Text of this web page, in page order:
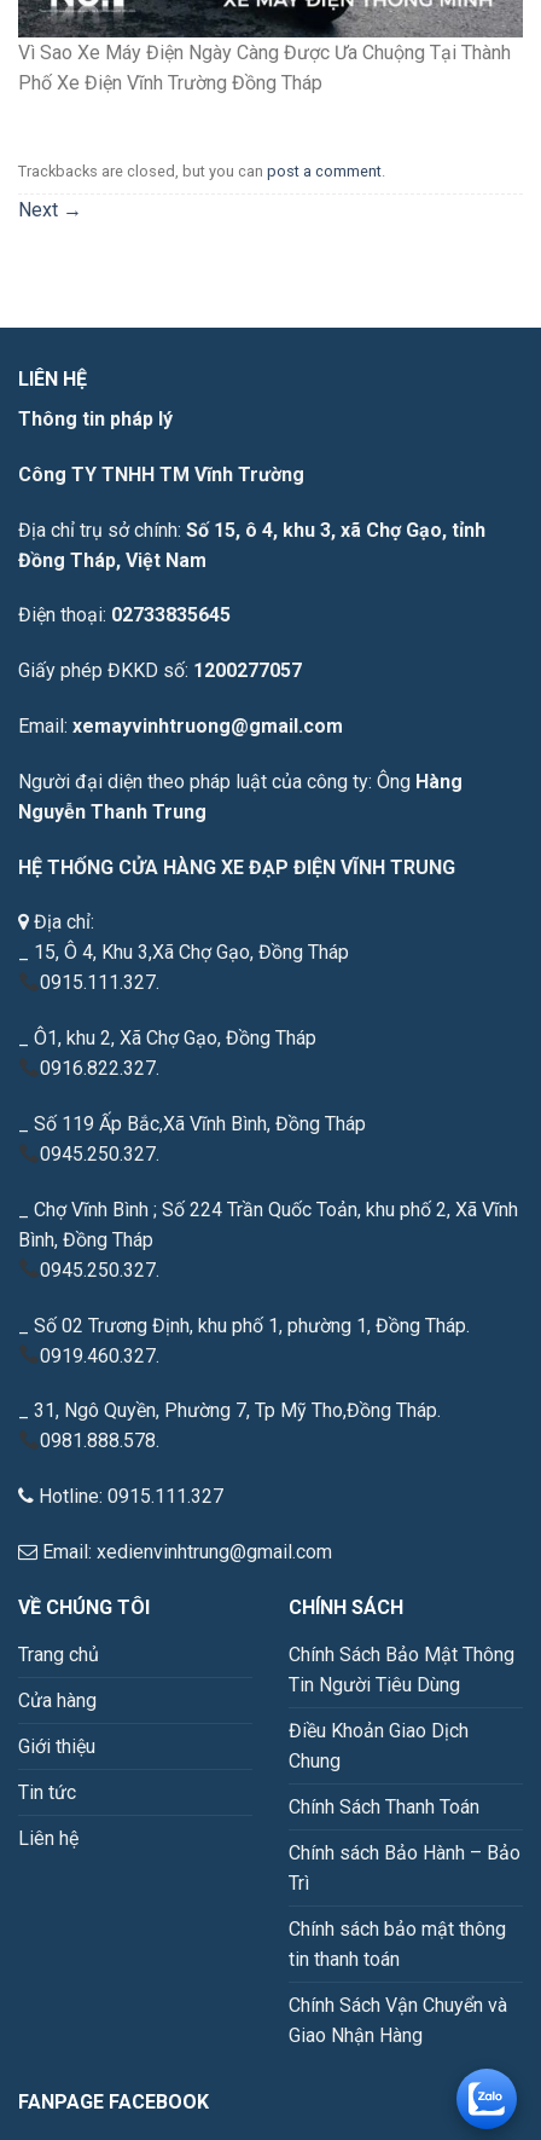
Vì Sao Xe Máy Điện Ngày Càng Được Ưa Chuộng Tại Thành
Phố Xe Điện Vĩnh Trường Đồng Tháp
Trackbacks are closed, but you can post a comment.
Next →
LIÊN HỆ
Thông tin pháp lý
Công TY TNHH TM Vĩnh Trường
Địa chỉ trụ sở chính: Số 15, ô 4, khu 3, xã Chợ Gạo, tỉnh
Đồng Tháp, Việt Nam
Điện thoại: 02733835645
Giấy phép ĐKKD số: 1200277057
Email: xemayvinhtruong@gmail.com
Người đại diện theo pháp luật của công ty: Ông Hàng
Nguyễn Thanh Trung
HỆ THỐNG CỬA HÀNG XE ĐẠP ĐIỆN VĨNH TRUNG
Địa chỉ:
_ 15, Ô 4, Khu 3,Xã Chợ Gạo, Đồng Tháp
0915.111.327.
_ Ô1, khu 2, Xã Chợ Gạo, Đồng Tháp
0916.822.327.
_ Số 119 Ấp Bắc,Xã Vĩnh Bình, Đồng Tháp
0945.250.327.
_ Chợ Vĩnh Bình ; Số 224 Trần Quốc Toản, khu phố 2, Xã Vĩnh
Bình, Đồng Tháp
0945.250.327.
_ Số 02 Trương Định, khu phố 1, phường 1, Đồng Tháp.
0919.460.327.
_ 31, Ngô Quyền, Phường 7, Tp Mỹ Tho,Đồng Tháp.
0981.888.578.
Hotline: 0915.111.327
Email: xedienvinhtrung@gmail.com
VỀ CHÚNG TÔI
Trang chủ
Cửa hàng
Giới thiệu
Tin tức
Liên hệ
CHÍNH SÁCH
Chính Sách Bảo Mật Thông
Tin Người Tiêu Dùng
Điều Khoản Giao Dịch
Chung
Chính Sách Thanh Toán
Chính sách Bảo Hành – Bảo
Trì
Chính sách bảo mật thông
tin thanh toán
Chính Sách Vận Chuyển và
Giao Nhận Hàng
FANPAGE FACEBOOK